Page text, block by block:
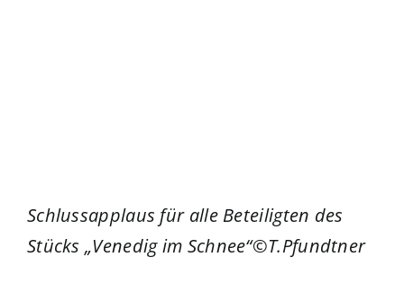
Schlussapplaus für alle Beteiligten des
Stücks „Venedig im Schnee“©T.Pfundtner